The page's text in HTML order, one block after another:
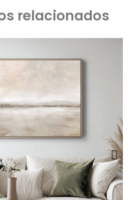
relacionados